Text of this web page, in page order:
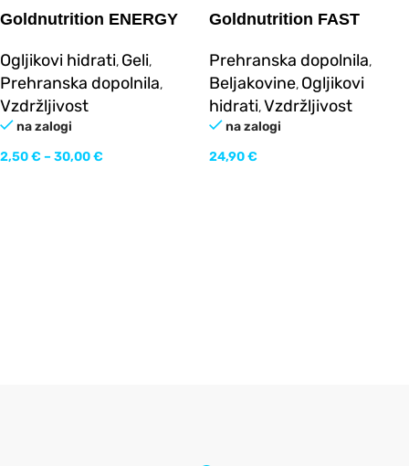
Goldnutrition ENERGY
Ogljikovi hidrati, Geli,
Prehranska dopolnila,
Vzdržljivost
na zalogi
2,50€–30,00€
Goldnutrition FAST
Prehranska dopolnila,
Beljakovine, Ogljikovi
hidrati,Vzdržljivost
na zalogi
24,90€